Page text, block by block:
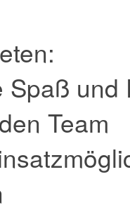
Spaß
Team